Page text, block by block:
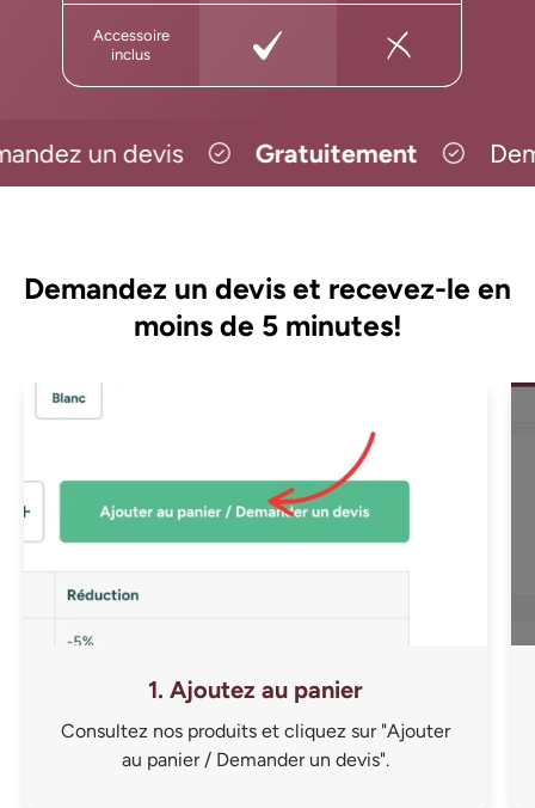
Accessoire
inclus
un devis Gratuitement
Demandez un devis et recevez-le en
moins de 5 minutes!
1. Ajoutez au panier
Consultez nos produits et cliquez sur "Ajouter
au panier / Demander un devis".